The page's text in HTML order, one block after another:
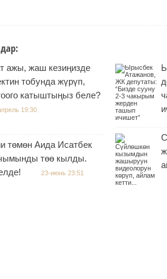
ажы, жаш кезиңизде
тобунда жүрүп,
катыштыңыз беле?
19:30
төмөн Аида Исатбек
төө кылды.
23-июнь 23:51